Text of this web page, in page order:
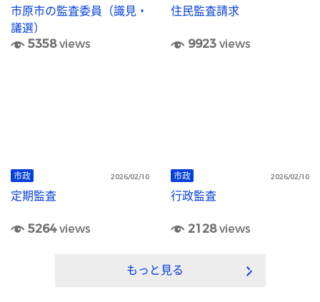
市原市の監査委員（識見・
議選）
5358views
住民監査請求
9923views
市政 2026/02/10
定期監査
5264views
市政 2026/02/10
行政監査
2128views
もっと見る